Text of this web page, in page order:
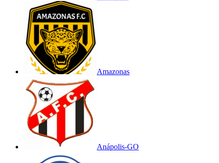
Amazonas
Anápolis-GO